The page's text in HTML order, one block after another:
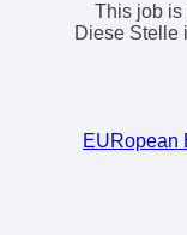
This job is
Diese Stelle
EURopean